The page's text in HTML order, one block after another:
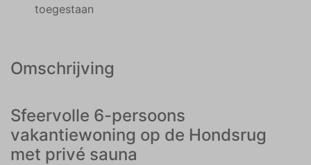
toegestaan
Omschrijving
Sfeervolle 6-persoons
vakantiewoning op de Hondsrug
met privé sauna